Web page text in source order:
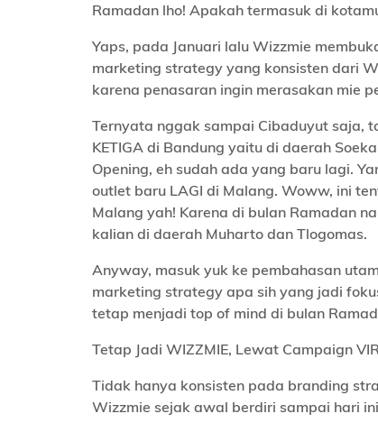
Ramadan lho! Apakah termasuk di
Yaps, pada Januari lalu Wizzmie
marketing strategy yang konsisten dari
karena penasaran ingin merasakan mie
Ternyata nggak sampai Cibaduyut saja,
KETIGA di Bandung yaitu di daerah
Opening, eh sudah ada yang baru lagi.
outlet baru LAGI di Malang. Woww, ini
Malang yah! Karena di bulan Ramadan
kalian di daerah Muharto dan Tlogomas.
Anyway, masuk yuk ke pembahasan
marketing strategy apa sih yang jadi
tetap menjadi top of mind di bulan
Tetap Jadi WIZZMIE, Lewat Campaign
Tidak hanya konsisten pada branding
Wizzmie sejak awal berdiri sampai hari